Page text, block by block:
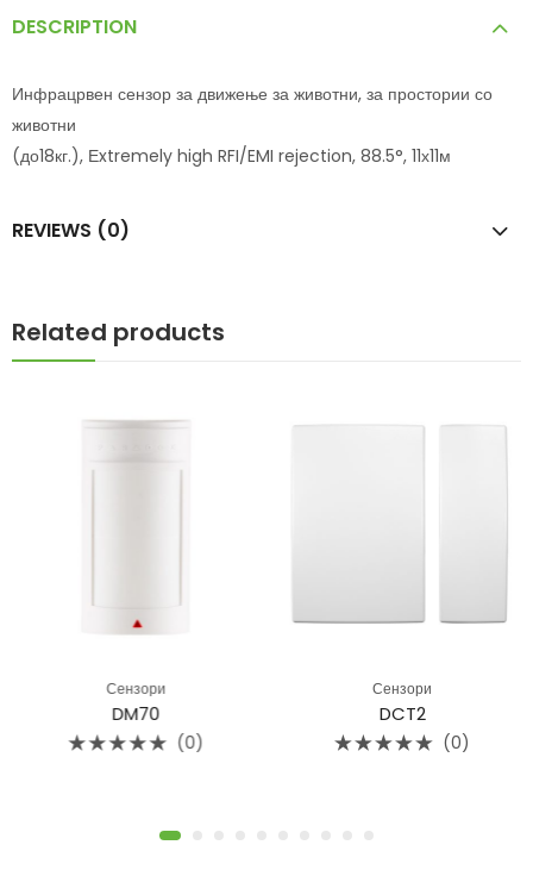
DESCRIPTION
Инфрацрвен сензор за движење за животни, за простории со
животни
(до18кг.), Еxtremely high RFI/EMI rejection, 88.5°, 11х11м
REVIEWS (0)
Related products
Сензори
DM70
(0)
Сензори
DCT2
(0)